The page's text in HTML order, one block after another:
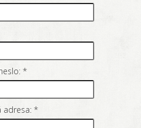
*
adresa: *